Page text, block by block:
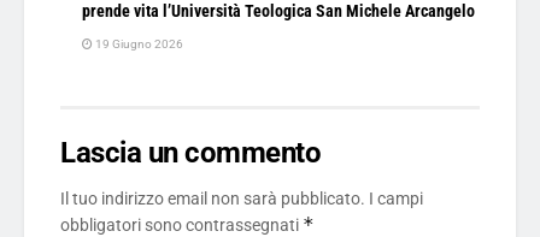
prende vita l’Università Teologica San Michele Arcangelo
19 Giugno 2026
Lascia un commento
Il tuo indirizzo email non sarà pubblicato. I campi
obbligatori sono contrassegnati *